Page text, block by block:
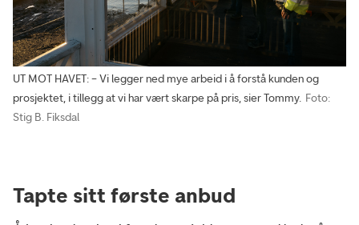
UT MOT HAVET: – Vi legger ned mye arbeid i å forstå kunden og
prosjektet, i tillegg at vi har vært skarpe på pris, sier Tommy. Foto:
Stig B. Fiksdal
Tapte sitt første anbud